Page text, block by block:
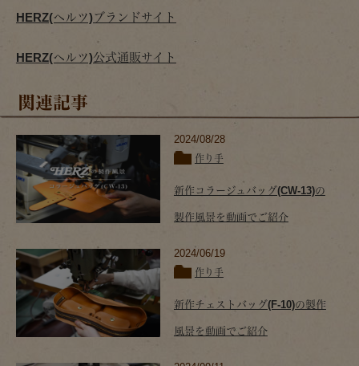
HERZ(ヘルツ)ブランドサイト
HERZ(ヘルツ)公式通販サイト
関連記事
2024/08/28
作り手
新作コラージュバッグ(CW-13)の
製作風景を動画でご紹介
2024/06/19
作り手
新作チェストバッグ(F-10)の製作
風景を動画でご紹介